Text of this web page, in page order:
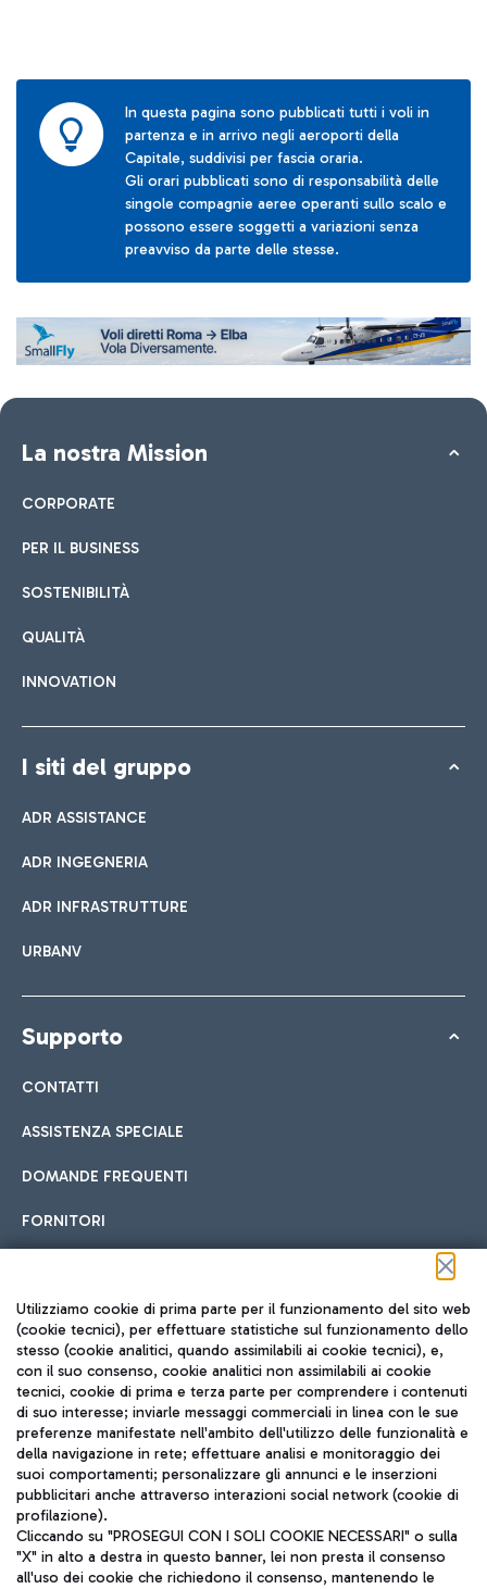
In questa pagina sono pubblicati tutti i voli in
partenza e in arrivo negli aeroporti della
Capitale, suddivisi per fascia oraria.
Gli orari pubblicati sono di responsabilità delle
singole compagnie aeree operanti sullo scalo e
possono essere soggetti a variazioni senza
preavviso da parte delle stesse.
La nostra Mission
CORPORATE
PER IL BUSINESS
SOSTENIBILITÀ
QUALITÀ
INNOVATION
I siti del gruppo
ADR ASSISTANCE
ADR INGEGNERIA
ADR INFRASTRUTTURE
URBANV
Supporto
CONTATTI
ASSISTENZA SPECIALE
DOMANDE FREQUENTI
FORNITORI
Seguici sui social
TRAVEL JOURNAL
ITA
Utilizziamo cookie di prima parte per il funzionamento del sito web
(cookie tecnici), per effettuare statistiche sul funzionamento dello
stesso (cookie analitici, quando assimilabili ai cookie tecnici), e,
con il suo consenso, cookie analitici non assimilabili ai cookie
tecnici, cookie di prima e terza parte per comprendere i contenuti
di suo interesse; inviarle messaggi commerciali in linea con le sue
preferenze manifestate nell'ambito dell'utilizzo delle funzionalità e
della navigazione in rete; effettuare analisi e monitoraggio dei
suoi comportamenti; personalizzare gli annunci e le inserzioni
pubblicitari anche attraverso interazioni social network (cookie di
profilazione).
Cliccando su "PROSEGUI CON I SOLI COOKIE NECESSARI" o sulla
"X" in alto a destra in questo banner, lei non presta il consenso
all'uso dei cookie che richiedono il consenso, mantenendo le